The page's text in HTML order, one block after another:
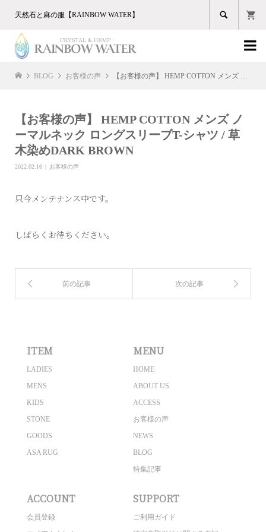
天然石と麻の服【RAINBOW WATER】 

BLOG お客様の声 【お客様の声】 HEMP COTTON メンズ ノーマルネック ロングスリーブT-シャツ / 草木染めDARK BROWN
【お客様の声】 HEMP COTTON メンズ ノ
ーマルネック ロングスリーブT-シャツ / 草
木染めDARK BROWN
2022.02.16 お客様の声
只今メンテナンス中です。
しばらくお待ちください。
ITEM
LADIES
MENS
KIDS
STONE
GOODS
ASA RUG
MENU
HOME
ABOUT US
ACCESS
お客様の声
NEWS
BLOG
特集記事
ACCOUNT
会員登録
SUPPORT
ご利用ガイド